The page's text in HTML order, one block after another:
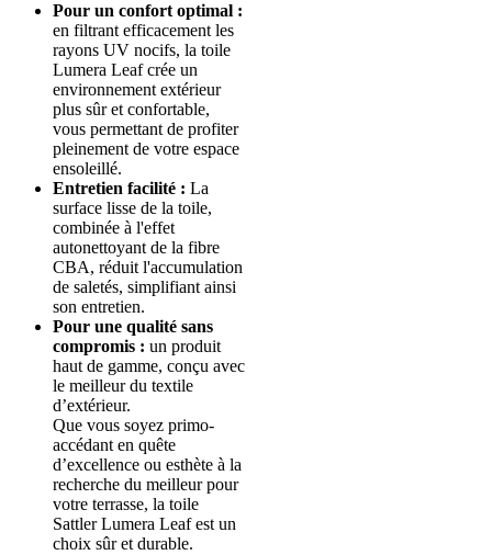
Pour un confort optimal :
en filtrant efficacement les
rayons UV nocifs, la toile
Lumera Leaf crée un
environnement extérieur
plus sûr et confortable,
vous permettant de profiter
pleinement de votre espace
ensoleillé.
Entretien facilité : La
surface lisse de la toile,
combinée à l'effet
autonettoyant de la fibre
CBA, réduit l'accumulation
de saletés, simplifiant ainsi
son entretien.
Pour une qualité sans
compromis : un produit
haut de gamme, conçu avec
le meilleur du textile
d’extérieur.
Que vous soyez primo-
accédant en quête
d’excellence ou esthète à la
recherche du meilleur pour
votre terrasse, la toile
Sattler Lumera Leaf est un
choix sûr et durable.